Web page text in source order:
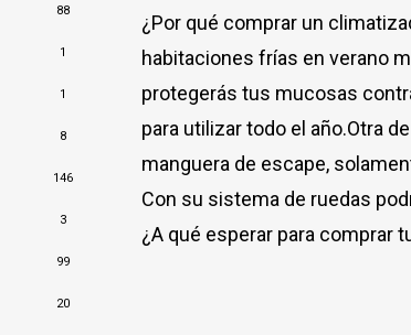
88
1
1
8
146
3
99
20
¿Por qué comprar un
habitaciones frías en verano
protegerás tus mucosas
para utilizar todo el año.Otra
manguera de escape,
Con su sistema de ruedas
¿A qué esperar para comprar